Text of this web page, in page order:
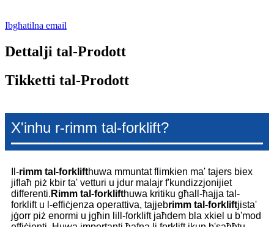
Ibgħatilna email
Dettalji tal-Prodott
Tikketti tal-Prodott
X'inhu r-rimm tal-forklift?
Il-rimm tal-forklifthuwa mmuntat flimkien ma' tajers biex
jiflaħ piż kbir ta' vetturi u jdur malajr f'kundizzjonijiet
differenti. Rimm tal-forklifthuwa kritiku għall-ħajja tal-
forklift u l-effiċjenza operattiva, tajjebrimm tal-forkliftjista'
jġorr piż enormi u jgħin lill-forklift jaħdem bla xkiel u b'mod